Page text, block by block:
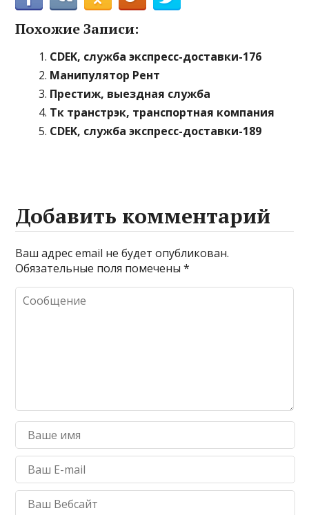
Похожие Записи:
CDEK, служба экспресс-доставки-176
Манипулятор Рент
Престиж, выездная служба
Тк транстрэк, транспортная компания
CDEK, служба экспресс-доставки-189
Добавить комментарий
Ваш адрес email не будет опубликован.
Обязательные поля помечены*